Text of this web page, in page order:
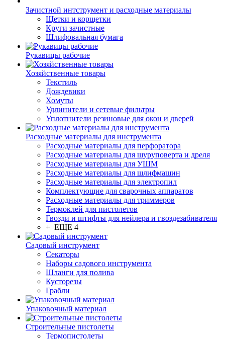
Зачистной интструмент и расходные материалы
Щетки и корщетки
Круги зачистные
Шлифовальная бумага
Рукавицы рабочие
Хозяйственные товары
Текстиль
Дождевики
Хомуты
Удлинители и сетевые фильтры
Уплотнители резиновые для окон и дверей
Расходные материалы для инструмента
Расходные материалы для перфоратора
Расходные материалы для шуруповерта и дреля
Расходные материалы для УШМ
Расходные материалы для шлифмашин
Расходные материалы для электропил
Комплектующие для сварочных аппаратов
Расходные материалы для триммеров
Термоклей для пистолетов
Гвозди и штифты для нейлера и гвоздезабивателя
+ ЕЩЕ 4
Садовый инструмент
Секаторы
Наборы садового инструмента
Шланги для полива
Кусторезы
Грабли
Упаковочный материал
Строительные пистолеты
Термопистолеты